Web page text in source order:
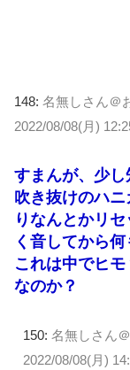
148: 名無しさん＠
2022/08/08(月)
すまんが、少
吹き抜けのハ
りなんとかリ
く音してから
これは中でヒ
なのか？
150: 名無しさん
2022/08/08(月)